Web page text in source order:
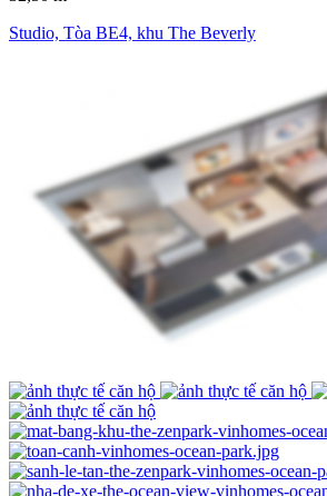
Studio, Tòa BE4, khu The Beverly